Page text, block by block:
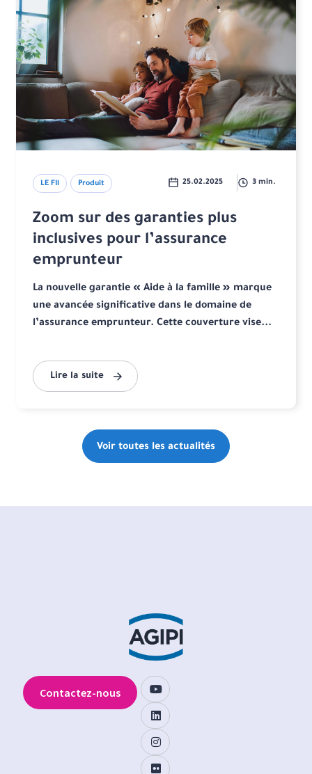
LE FIl Produit 25.02.2025 3 min.
Zoom sur des garanties plus
inclusives pour l’assurance
emprunteur
La nouvelle garantie « Aide à la famille » marque
une avancée significative dans le domaine de
l’assurance emprunteur. Cette couverture vise...
Lire la suite
Voir toutes les actualités
Contactez-nous